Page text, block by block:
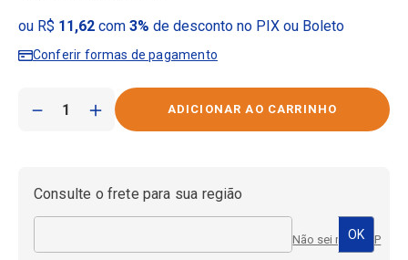
ou R$ 11,62com 3% de desconto no PIX ou Boleto
Conferir formas de pagamento
＋
－
Consulte o frete para sua região
Não sei meu CEP